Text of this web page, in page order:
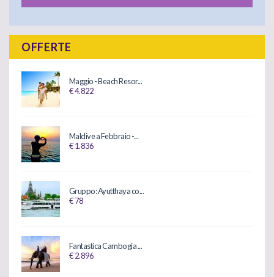
OFFERTE
Maggio - Beach Resor...
€ 4.822
Maldive a Febbraio -...
€ 1.836
Gruppo: Ayutthaya co...
€ 78
Fantastica Cambogia ...
€ 2.896